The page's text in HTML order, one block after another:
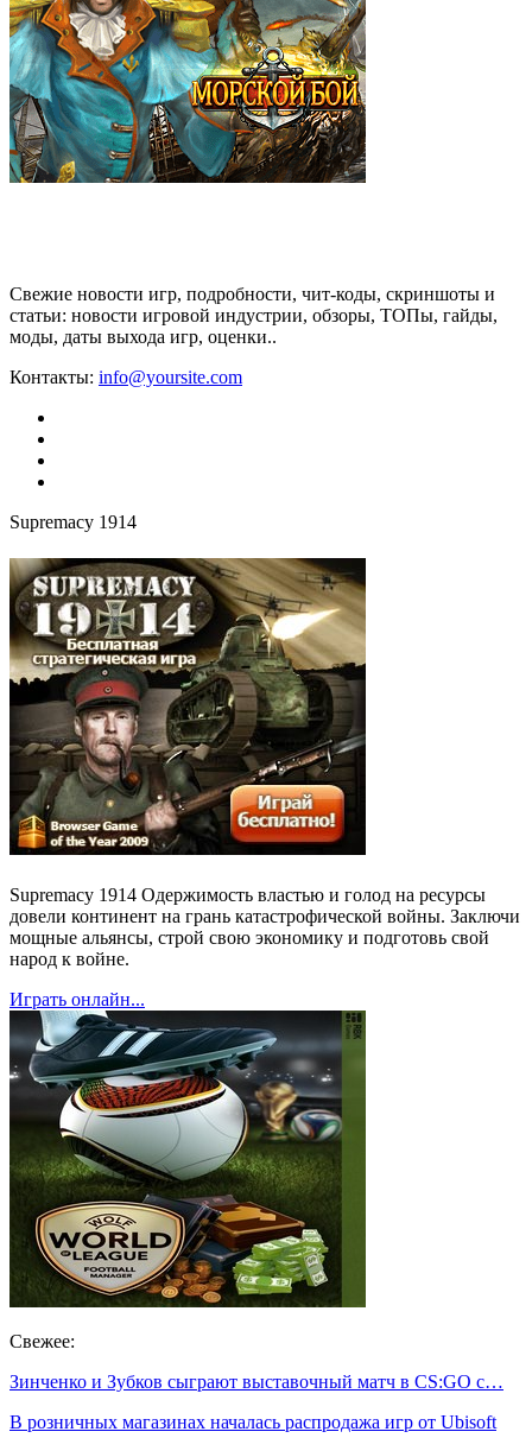
Свежие новости игр, подробности, чит-коды, скриншоты и
статьи: новости игровой индустрии, обзоры, ТОПы, гайды,
моды, даты выхода игр, оценки..
Контакты: info@yoursite.com
Supremacy 1914
Supremacy 1914 Одержимость властью и голод на ресурсы
довели континент на грань катастрофической войны. Заключи
мощные альянсы, строй свою экономику и подготовь свой
народ к войне.
Играть онлайн...
Свежее:
Зинченко и Зубков сыграют выставочный матч в CS:GO с…
В розничных магазинах началась распродажа игр от Ubisoft